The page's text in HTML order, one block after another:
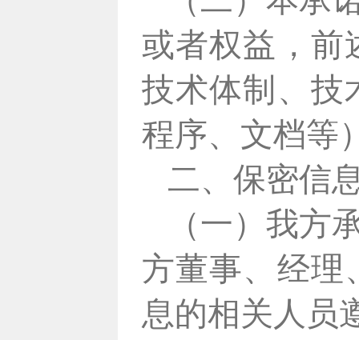
或者权益，前
技术体制、技
程序、文档等
二、保密信
（一）我方
方董事、经理
息的相关人员